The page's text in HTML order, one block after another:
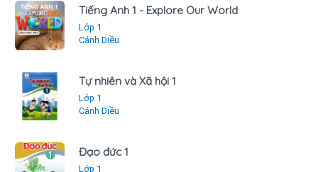
Tiếng Anh 1 - Explore Our World
Lớp 1
Cánh Diều
Tự nhiên và Xã hội 1
Lớp 1
Cánh Diều
Đạo đức 1
Lớp 1